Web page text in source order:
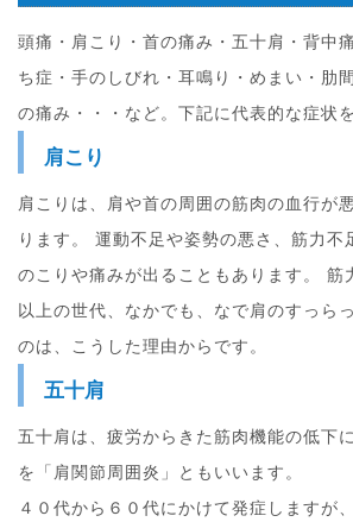
頭痛・肩こり・首の痛み・五十肩・背中
ち症・手のしびれ・耳鳴り・めまい・肋
の痛み・・・など。下記に代表的な症状
肩こり
肩こりは、肩や首の周囲の筋肉の血行が
ります。 運動不足や姿勢の悪さ、筋力不
のこりや痛みが出ることもあります。 筋
以上の世代、なかでも、なで肩のすっら
のは、こうした理由からです。
五十肩
五十肩は、疲労からきた筋肉機能の低下
を「肩関節周囲炎」ともいいます。
４０代から６０代にかけて発症しますが